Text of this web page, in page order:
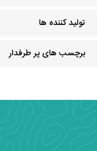
تولید کننده ها
برچسب های پر طرفدار